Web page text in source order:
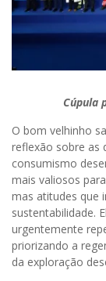
Cúpula
O bom velhinho
reflexão sobre as
consumismo
mais valiosos
mas atitudes que
sustentabilidade.
urgentemente
priorizando a
da exploração